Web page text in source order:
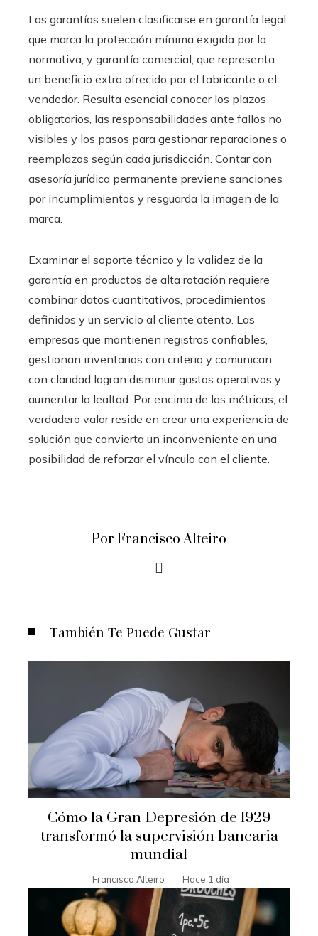
Las garantías suelen clasificarse en garantía legal,
que marca la protección mínima exigida por la
normativa, y garantía comercial, que representa
un beneficio extra ofrecido por el fabricante o el
vendedor. Resulta esencial conocer los plazos
obligatorios, las responsabilidades ante fallos no
visibles y los pasos para gestionar reparaciones o
reemplazos según cada jurisdicción. Contar con
asesoría jurídica permanente previene sanciones
por incumplimientos y resguarda la imagen de la
marca.
Examinar el soporte técnico y la validez de la
garantía en productos de alta rotación requiere
combinar datos cuantitativos, procedimientos
definidos y un servicio al cliente atento. Las
empresas que mantienen registros confiables,
gestionan inventarios con criterio y comunican
con claridad logran disminuir gastos operativos y
aumentar la lealtad. Por encima de las métricas, el
verdadero valor reside en crear una experiencia de
solución que convierta un inconveniente en una
posibilidad de reforzar el vínculo con el cliente.
Por Francisco Alteiro
También Te Puede Gustar
Cómo la Gran Depresión de 1929
transformó la supervisión bancaria
mundial
Francisco Alteiro Hace 1 día